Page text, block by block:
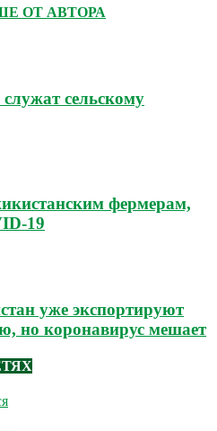
ОТ АВТОРА
сельскому
фермерам,
19
уже экспортируют
но коронавирус мешает